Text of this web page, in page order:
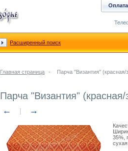
Главная страница - Парча "Византия" (красная/
Парча "Византия" (красная/
← →
35%,
Оплата
Расширенный поиск